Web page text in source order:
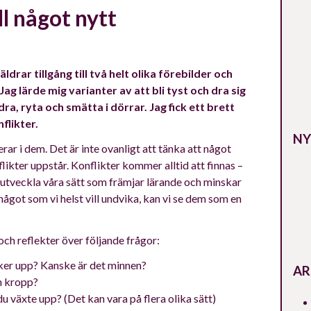
något nytt
tillgång till två helt olika förebilder och
lärde mig varianter av att bli tyst och dra sig
ryta och smätta i dörrar. Jag fick ett brett
i dem. Det är inte ovanligt att tänka att något
uppstår. Konflikter kommer alltid att finnas –
våra sätt som främjar lärande och minskar
som vi helst vill undvika, kan vi se dem som en
reflekter över följande frågor:
upp? Kanske är det minnen?
kropp?
växte upp? (Det kan vara på flera olika sätt)